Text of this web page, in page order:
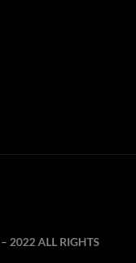
2022 ALL RIGHTS